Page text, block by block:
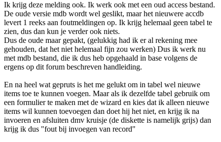
Ik krijg deze melding ook. Ik werk ook met een oud access bestand.
De oude versie mdb wordt wel geslikt, maar het nieuwere accdb
levert 1 reeks aan foutmeldingen op. Ik krijg helemaal geen tabel te
zien, dus dan kun je verder ook niets.
Dus de oude maar gepakt, (gelukkig had ik er al rekening mee
gehouden, dat het niet helemaal fijn zou werken) Dus ik werk nu
met mdb bestand, die ik dus heb opgehaald in base volgens de
ergens op dit forum beschreven handleiding.
En na heel wat gepruts is het me gelukt om in tabel wel nieuwe
items toe te kunnen voegen. Maar als ik dezelfde tabel gebruik om
een formulier te maken met de wizard en kies dat ik alleen nieuwe
items wil kunnen toevoegen dan doet hij het niet, en krijg ik na
invoeren en afsluiten dmv kruisje (de diskette is namelijk grijs) dan
krijg ik dus "fout bij invoegen van record"